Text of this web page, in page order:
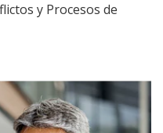
y Procesos de